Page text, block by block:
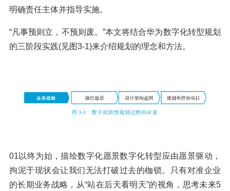
明确责任主体并指导实施。
“凡事预则立，不预则废。”本文将结合华为数字化转型规划
的三阶段实践(见图3-1)来介绍规划的理念和方法。
01以终为始，描绘数字化愿景数字化转型应由愿景驱动，
拘泥于现状会让我们无法打破过去的枷锁。只有对准企业
的长期业务战略，从“站在后天看明天”的视角，思考未来5